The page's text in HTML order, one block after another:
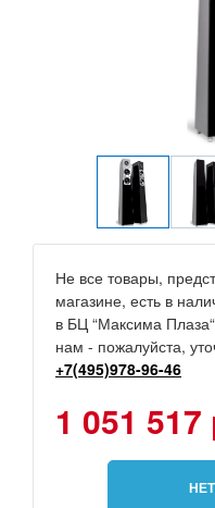
Не все товары,
магазине, есть в
в БЦ “Максима
нам - пожалуйста,
+7(495)978-96-46
1 051 517